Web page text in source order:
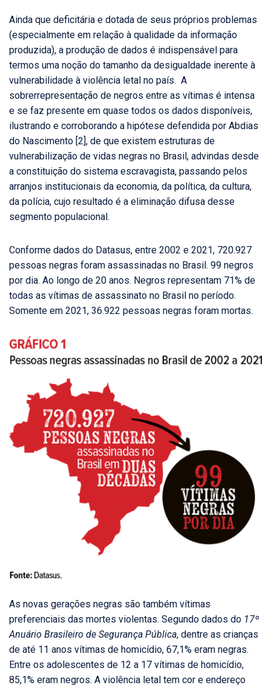
Ainda que deficitária e dotada de seus próprios problemas
(especialmente em relação à qualidade da informação
produzida), a produção de dados é indispensável para
termos uma noção do tamanho da desigualdade inerente à
vulnerabilidade à violência letal no país. A
sobrerrepresentação de negros entre as vítimas é intensa
e se faz presente em quase todos os dados disponíveis,
ilustrando e corroborando a hipótese defendida por Abdias
do Nascimento [2], de que existem estruturas de
vulnerabilização de vidas negras no Brasil, advindas desde
a constituição do sistema escravagista, passando pelos
arranjos institucionais da economia, da política, da cultura,
da polícia, cujo resultado é a eliminação difusa desse
segmento populacional.
Conforme dados do Datasus, entre 2002 e 2021, 720.927
pessoas negras foram assassinadas no Brasil. 99 negros
por dia. Ao longo de 20 anos. Negros representam 71% de
todas as vítimas de assassinato no Brasil no período.
Somente em 2021, 36.922 pessoas negras foram mortas.
As novas gerações negras são também vítimas
preferenciais das mortes violentas. Segundo dados do 17º
Anuário Brasileiro de Segurança Pública, dentre as crianças
de até 11 anos vítimas de homicídio, 67,1% eram negras.
Entre os adolescentes de 12 a 17 vítimas de homicídio,
85,1% eram negros. A violência letal tem cor e endereço